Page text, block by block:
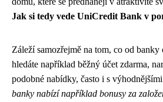
Jak si tedy vede UniCredit Bank v
Záleží samozřejmě na tom, co od banky
hledáte například běžný účet zdarma,
podobné nabídky, často i s
banky nabízí například bonusy za